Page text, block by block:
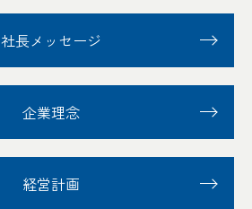
社長メッセージ
企業理念
経営計画